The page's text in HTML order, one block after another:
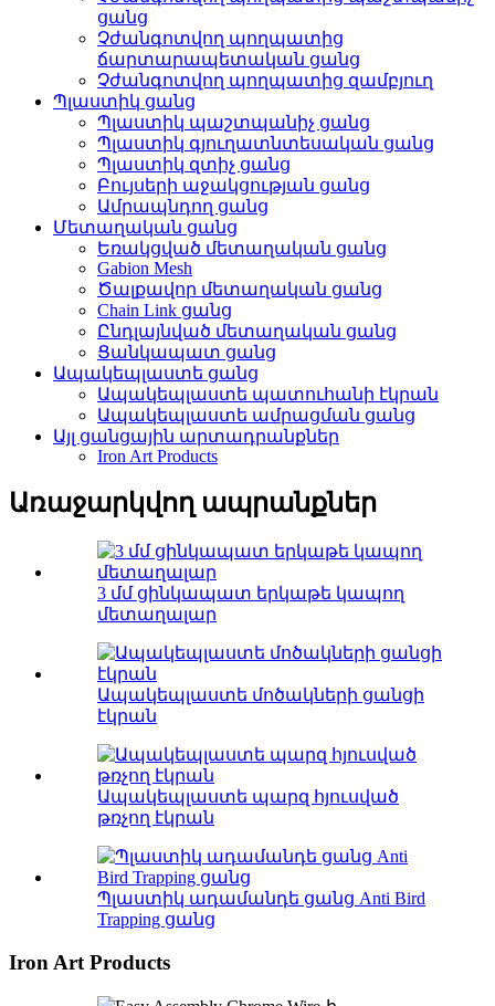
ցանց
Չժանգոտվող պողպատից
ճարտարապետական ​​ցանց
Չժանգոտվող պողպատից զամբյուղ
Պլաստիկ ցանց
Պլաստիկ պաշտպանիչ ցանց
Պլաստիկ գյուղատնտեսական ցանց
Պլաստիկ զտիչ ցանց
Բույսերի աջակցության ցանց
Ամրապնդող ցանց
Մետաղական ցանց
Եռակցված մետաղական ցանց
Gabion Mesh
Ծալքավոր մետաղական ցանց
Chain Link ցանց
Ընդլայնված մետաղական ցանց
Ցանկապատ ցանց
Ապակեպլաստե ցանց
Ապակեպլաստե պատուհանի էկրան
Ապակեպլաստե ամրացման ցանց
Այլ ցանցային արտադրանքներ
Iron Art Products
Առաջարկվող ապրանքներ
3 մմ ցինկապատ երկաթե կապող
մետաղալար
Ապակեպլաստե մոծակների ցանցի
էկրան
Ապակեպլաստե պարզ հյուսված
թռչող էկրան
Պլաստիկ ադամանդե ցանց Anti Bird
Trapping ցանց
Iron Art Products